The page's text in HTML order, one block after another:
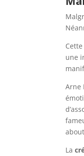
une
Arne
La